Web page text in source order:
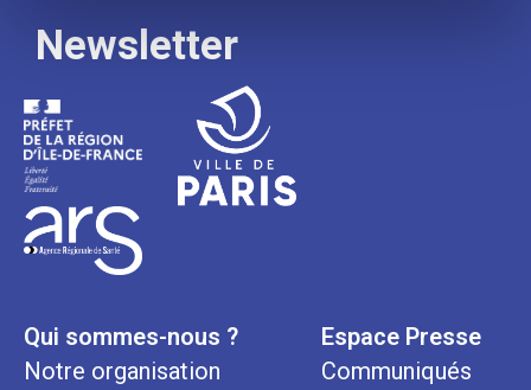
Newsletter
Qui sommes-nous ?
Notre organisation
Espace Presse
Communiqués